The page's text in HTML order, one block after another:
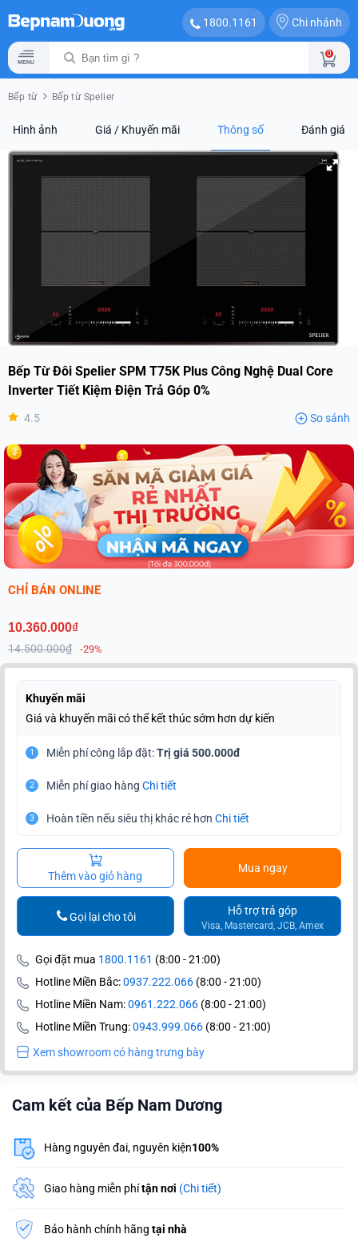
1800.1161 Chi nhánh
0
Bếp từ Bếp từ Spelier
Hình ảnh Giá / Khuyến mãi Thông số Đánh giá
Bếp Từ Đôi Spelier SPM T75K Plus Công Nghệ Dual Core
Inverter Tiết Kiệm Điện Trả Góp 0%
4.5 So sánh
CHỈ BÁN ONLINE
10.360.000₫
14.500.000₫ -29%
Khuyến mãi
Giá và khuyến mãi có thể kết thúc sớm hơn dự kiến
1 Miễn phí công lắp đặt:Trị giá 500.000đ
2 Miễn phí giao hàng Chi tiết
3 Hoàn tiền nếu siêu thị khác rẻ hơn Chi tiết
Thêm vào giỏ hàng
Mua ngay
Hỗ trợ trả góp
Visa, Mastercard, JCB, Amex
Gọi lại cho tôi
Gọi đặt mua 1800.1161 (8:00 - 21:00)
Hotline Miền Bắc:0937.222.066 (8:00 - 21:00)
Hotline Miền Nam:0961.222.066 (8:00 - 21:00)
Hotline Miền Trung:0943.999.066 (8:00 - 21:00)
Xem showroom có hàng trưng bày
Cam kết của Bếp Nam Dương
Hàng nguyên đai, nguyên kiện100%
Giao hàng miễn phítận nơi (Chi tiết)
Bảo hành chính hãng tại nhà